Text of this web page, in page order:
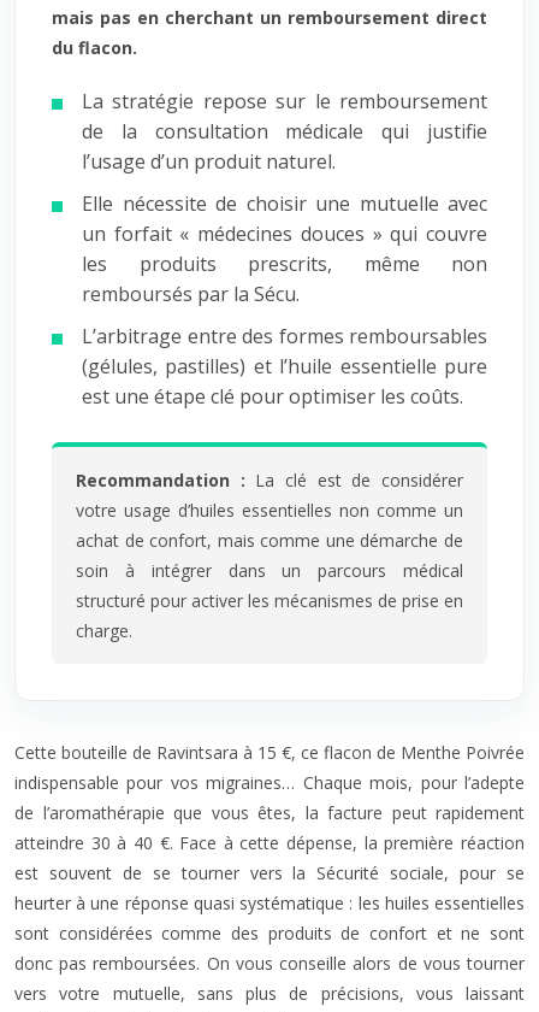
mais pas en cherchant un remboursement direct
du flacon.
La stratégie repose sur le remboursement
de la consultation médicale qui justifie
l’usage d’un produit naturel.
Elle nécessite de choisir une mutuelle avec
un forfait « médecines douces » qui couvre
les produits prescrits, même non
remboursés par la Sécu.
L’arbitrage entre des formes remboursables
(gélules, pastilles) et l’huile essentielle pure
est une étape clé pour optimiser les coûts.
Recommandation : La clé est de considérer
votre usage d’huiles essentielles non comme un
achat de confort, mais comme une démarche de
soin à intégrer dans un parcours médical
structuré pour activer les mécanismes de prise en
charge.
Cette bouteille de Ravintsara à 15 €, ce flacon de Menthe Poivrée
indispensable pour vos migraines… Chaque mois, pour l’adepte
de l’aromathérapie que vous êtes, la facture peut rapidement
atteindre 30 à 40 €. Face à cette dépense, la première réaction
est souvent de se tourner vers la Sécurité sociale, pour se
heurter à une réponse quasi systématique : les huiles essentielles
sont considérées comme des produits de confort et ne sont
donc pas remboursées. On vous conseille alors de vous tourner
vers votre mutuelle, sans plus de précisions, vous laissant